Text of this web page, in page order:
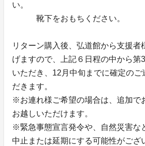
い。
靴下をおもちください。
リターン購入後、弘道館から支援者
げますので、上記６日程の中から第
いただき、12月中旬までに確定のご
だきます。
※お連れ様ご希望の場合は、追加で
お越しいただけます。
※緊急事態宣言発令や、自然災害な
中止または延期にする可能性がござ